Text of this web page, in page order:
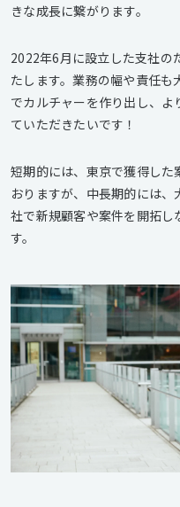
きな成長に繋がります。
2022年6月に設立した支社の
たします。業務の幅や責任も
でカルチャーを作り出し、
ていただきたいです！
短期的には、東京で獲得した
おりますが、中長期的には
社で新規顧客や案件を開拓
す。